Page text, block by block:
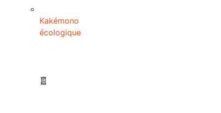
Kakémono
écologique